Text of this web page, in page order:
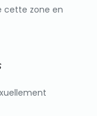
cette zone en